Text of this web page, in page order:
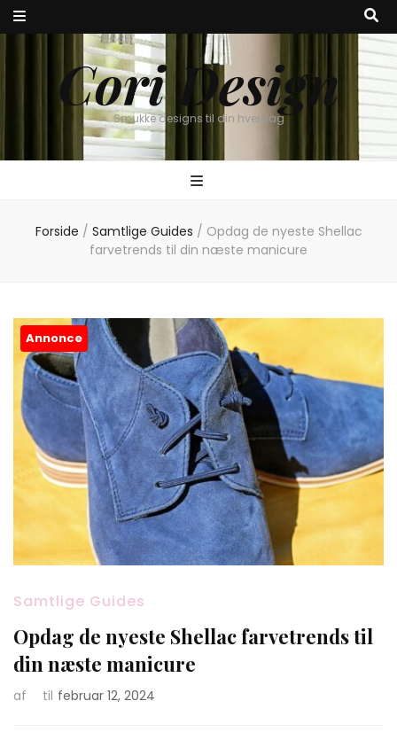
Cori Design
Smukke designs til din hverdag
Forside / Samtlige Guides / Opdag de nyeste Shellac
farvetrends til din næste manicure
Annonce
Samtlige Guides
Opdag de nyeste Shellac farvetrends til
din næste manicure
af til februar 12, 2024